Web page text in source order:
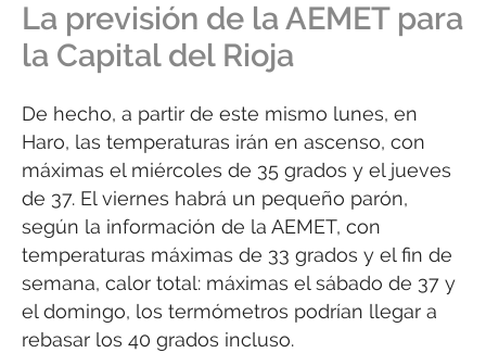
La previsión de la AEMET para
la Capital del Rioja
De hecho, a partir de este mismo lunes, en
Haro, las temperaturas irán en ascenso, con
máximas el miércoles de 35 grados y el jueves
de 37. El viernes habrá un pequeño parón,
según la información de la AEMET, con
temperaturas máximas de 33 grados y el fin de
semana, calor total: máximas el sábado de 37 y
el domingo, los termómetros podrían llegar a
rebasar los 40 grados incluso.